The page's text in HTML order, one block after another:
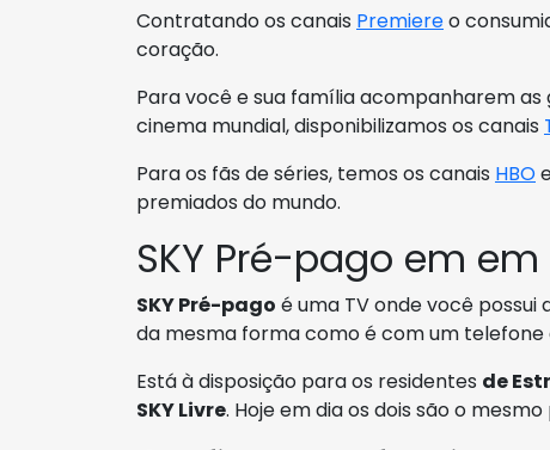
Contratando os canais Premiereo
coração.
Para você e sua família acompanharem
cinema mundial, disponibilizamos os canais
Para os fãs de séries, temos os canais HBO
premiados do mundo.
SKY Pré-pago em
SKY Pré-pago é uma TV onde você
da mesma forma como é com um telefone
Está à disposição para os residentes de
SKY Livre. Hoje em dia os dois são o mesmo